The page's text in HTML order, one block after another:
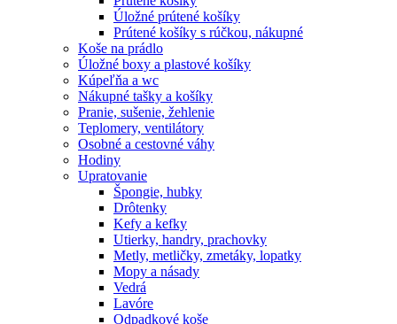
Úložné prútené košíky
Prútené košíky s rúčkou, nákupné
Koše na prádlo
Úložné boxy a plastové košíky
Kúpeľňa a wc
Nákupné tašky a košíky
Pranie, sušenie, žehlenie
Teplomery, ventilátory
Osobné a cestovné váhy
Hodiny
Upratovanie
Špongie, hubky
Drôtenky
Kefy a kefky
Utierky, handry, prachovky
Metly, metličky, zmetáky, lopatky
Mopy a násady
Vedrá
Lavóre
Odpadkové koše